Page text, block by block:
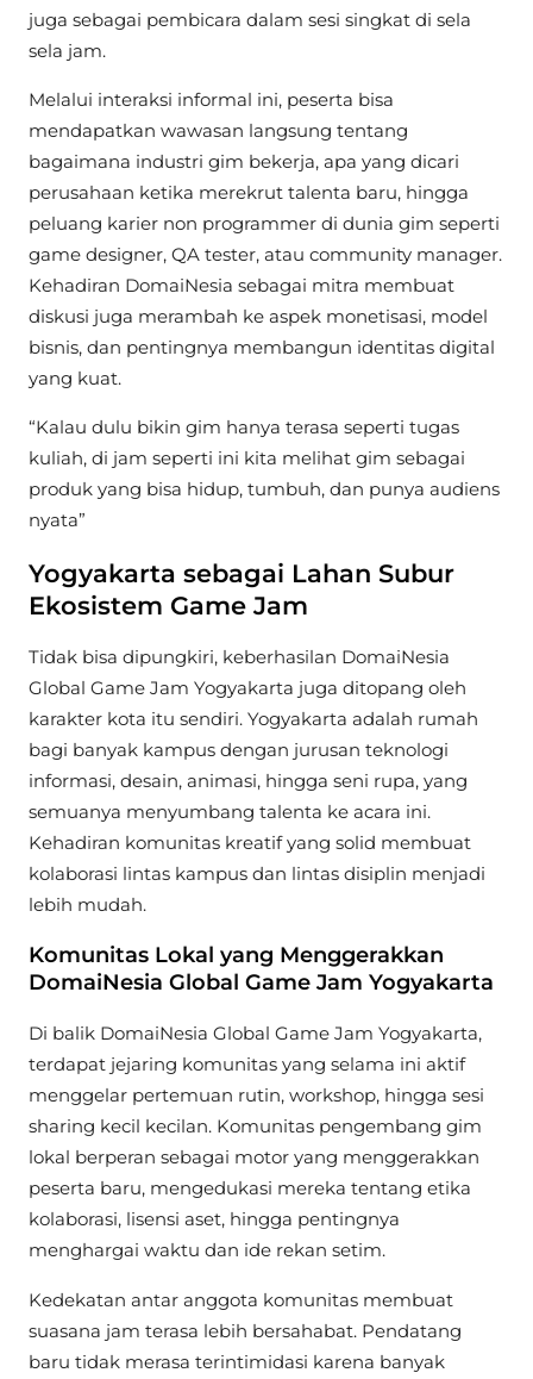
juga sebagai pembicara dalam sesi singkat di sela
sela jam.
Melalui interaksi informal ini, peserta bisa
mendapatkan wawasan langsung tentang
bagaimana industri gim bekerja, apa yang dicari
perusahaan ketika merekrut talenta baru, hingga
peluang karier non programmer di dunia gim seperti
game designer, QA tester, atau community manager.
Kehadiran DomaiNesia sebagai mitra membuat
diskusi juga merambah ke aspek monetisasi, model
bisnis, dan pentingnya membangun identitas digital
yang kuat.
“Kalau dulu bikin gim hanya terasa seperti tugas
kuliah, di jam seperti ini kita melihat gim sebagai
produk yang bisa hidup, tumbuh, dan punya audiens
nyata”
Yogyakarta sebagai Lahan Subur
Ekosistem Game Jam
Tidak bisa dipungkiri, keberhasilan DomaiNesia
Global Game Jam Yogyakarta juga ditopang oleh
karakter kota itu sendiri. Yogyakarta adalah rumah
bagi banyak kampus dengan jurusan teknologi
informasi, desain, animasi, hingga seni rupa, yang
semuanya menyumbang talenta ke acara ini.
Kehadiran komunitas kreatif yang solid membuat
kolaborasi lintas kampus dan lintas disiplin menjadi
lebih mudah.
Komunitas Lokal yang Menggerakkan
DomaiNesia Global Game Jam Yogyakarta
Di balik DomaiNesia Global Game Jam Yogyakarta,
terdapat jejaring komunitas yang selama ini aktif
menggelar pertemuan rutin, workshop, hingga sesi
sharing kecil kecilan. Komunitas pengembang gim
lokal berperan sebagai motor yang menggerakkan
peserta baru, mengedukasi mereka tentang etika
kolaborasi, lisensi aset, hingga pentingnya
menghargai waktu dan ide rekan setim.
Kedekatan antar anggota komunitas membuat
suasana jam terasa lebih bersahabat. Pendatang
baru tidak merasa terintimidasi karena banyak